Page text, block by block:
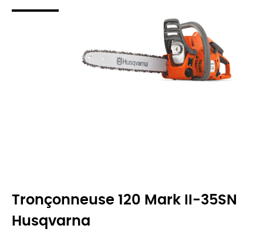
Tronçonneuse 120 Mark II-35SN
Husqvarna